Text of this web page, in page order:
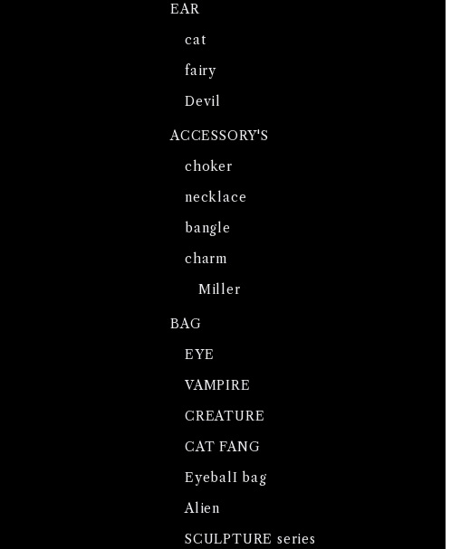
EAR
cat
fairy
Devil
ACCESSORY'S
choker
necklace
bangle
charm
Miller
BAG
EYE
VAMPIRE
CREATURE
CAT FANG
EyebalI bag
Alien
SCULPTURE series